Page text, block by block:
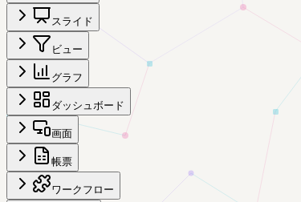
スライド
ビュー
グラフ
ダッシュボード
画面
帳票
ワークフロー